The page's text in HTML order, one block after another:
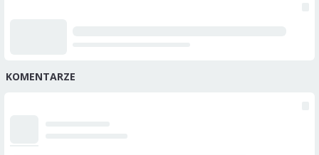
KOMENTARZE